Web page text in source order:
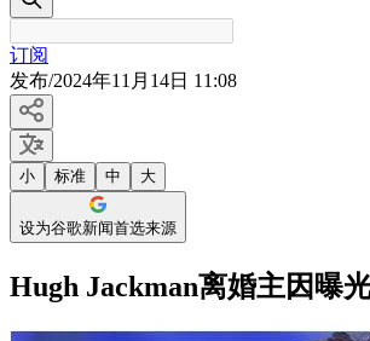
订阅
发布/2024年11月14日 11:08
小 标准 中 大
设为谷歌新闻首选来源
Hugh Jackman离婚主因曝